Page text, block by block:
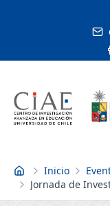
Inicio Inicio
Jornada de
Desigualdades